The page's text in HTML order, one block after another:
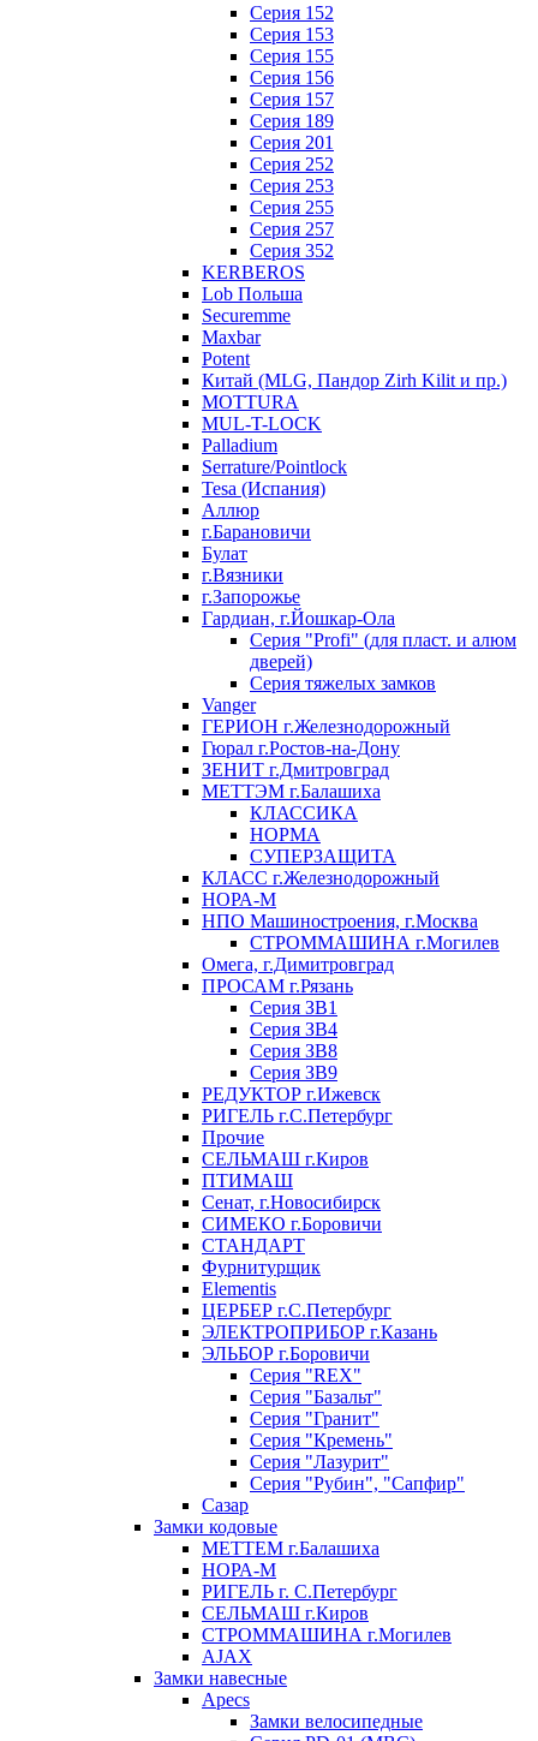
Серия 152
Серия 153
Серия 155
Серия 156
Серия 157
Серия 189
Серия 201
Серия 252
Серия 253
Серия 255
Серия 257
Серия 352
KERBEROS
Lob Польша
Securemme
Maxbar
Potent
Китай (MLG, Пандор Zirh Kilit и пр.)
MOTTURA
MUL-T-LOCK
Palladium
Serrature/Pointlock
Tesa (Испания)
Аллюр
г.Барановичи
Булат
г.Вязники
г.Запорожье
Гардиан, г.Йошкар-Ола
Серия "Profi" (для пласт. и алюм
дверей)
Серия тяжелых замков
Vanger
ГЕРИОН г.Железнодорожный
Гюрал г.Ростов-на-Дону
ЗЕНИТ г.Дмитровград
МЕТТЭМ г.Балашиха
КЛАССИКА
НОРМА
СУПЕРЗАЩИТА
КЛАСС г.Железнодорожный
НОРА-М
НПО Машиностроения, г.Москва
СТРОММАШИНА г.Могилев
Омега, г.Димитровград
ПРОСАМ г.Рязань
Серия ЗВ1
Серия ЗВ4
Серия ЗВ8
Серия ЗВ9
РЕДУКТОР г.Ижевск
РИГЕЛЬ г.С.Петербург
Прочие
СЕЛЬМАШ г.Киров
ПТИМАШ
Сенат, г.Новосибирск
СИМЕКО г.Боровичи
СТАНДАРТ
Фурнитурщик
Elementis
ЦЕРБЕР г.С.Петербург
ЭЛЕКТРОПРИБОР г.Казань
ЭЛЬБОР г.Боровичи
Серия "REX"
Серия "Базальт"
Серия "Гранит"
Серия "Кремень"
Серия "Лазурит"
Серия "Рубин", "Сапфир"
Сазар
Замки кодовые
МЕТТЕМ г.Балашиха
НОРА-М
РИГЕЛЬ г. С.Петербург
СЕЛЬМАШ г.Киров
СТРОММАШИНА г.Могилев
AJAX
Замки навесные
Apecs
Замки велосипедные